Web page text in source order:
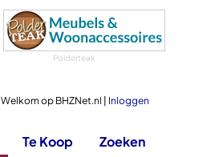
Polderteak
Welkom op BHZNet.nl | Inloggen
Te Koop Zoeken